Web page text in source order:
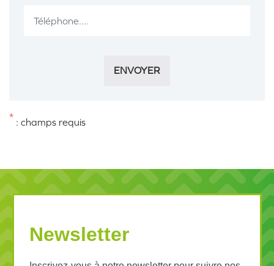
ENVOYER
* : champs requis